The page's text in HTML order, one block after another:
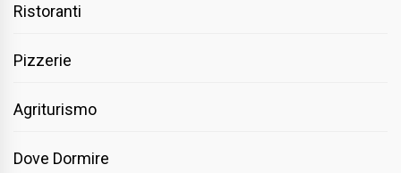
Ristoranti
Pizzerie
Agriturismo
Dove Dormire